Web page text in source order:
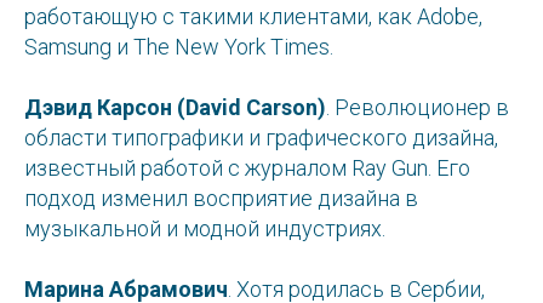
работающую с такими клиентами, как Adobe,
Samsung и The New York Times.
Дэвид Карсон (David Carson) . Революционер в
области типографики и графического дизайна,
известный работой с журналом Ray Gun. Его
подход изменил восприятие дизайна в
музыкальной и модной индустриях.
Марина Абрамович . Хотя родилась в Сербии,